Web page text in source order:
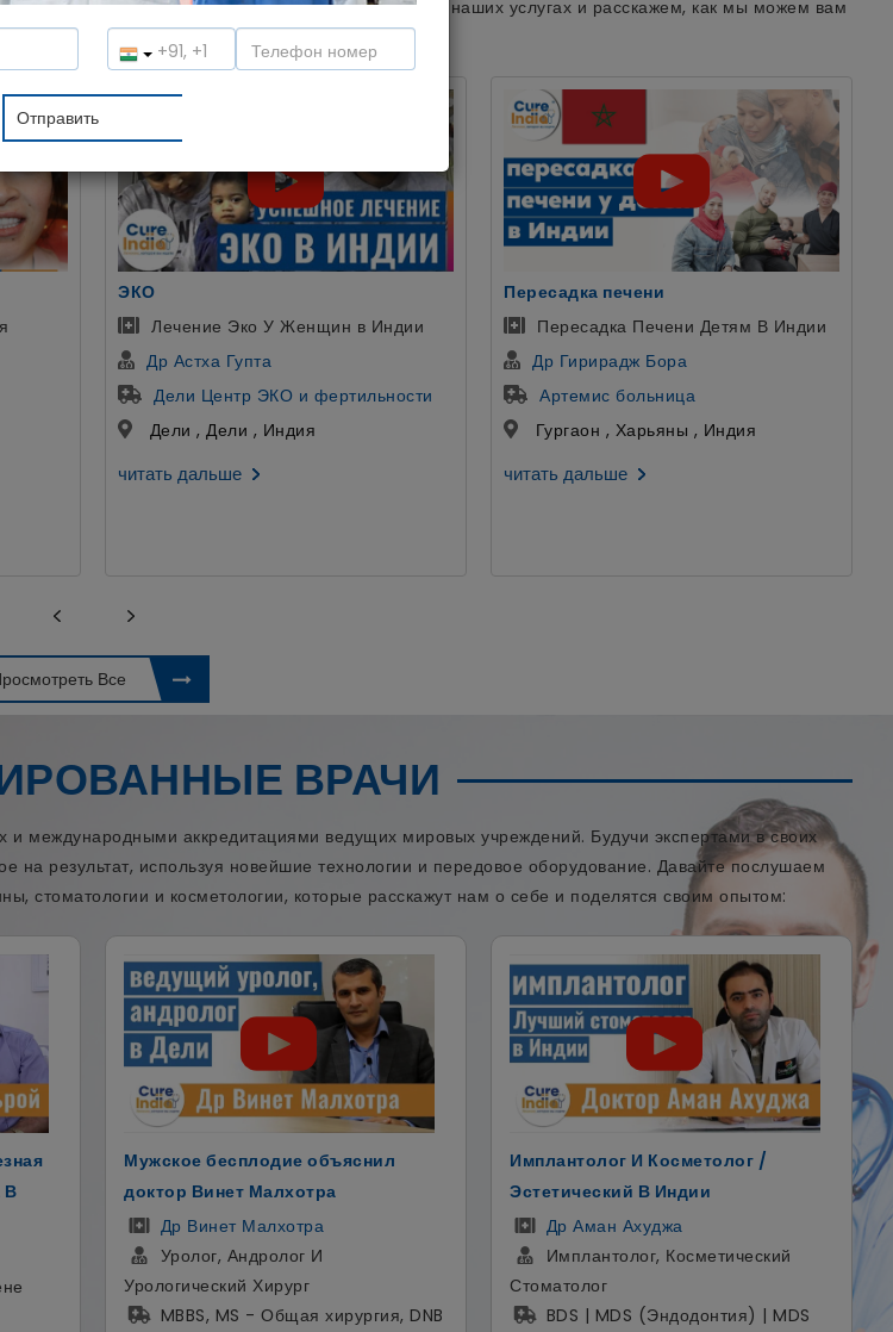
Давайте услышим мнение наших пациентов о наших услугах и расскажем, как мы можем вам
помочь:
Пересадка печени
Пересадка Печени Детям В Индии
Др Гирирадж Бора
Артемис больница
Гургаон , Харьяны , Индия
читать дальше
уретропластика
Пациент из Узбекистана
Доктор Гаутам Банга
больница SCI
Дели , Дели , Индия
читать дальше
Все
ВРАЧИ
международными аккредитациями ведущих мировых учреждений. Будучи экспертами в своих
на результат, используя новейшие технологии и передовое оборудование. Давайте послушаем
стоматологии и косметологии, которые расскажут нам о себе и поделятся своим опытом:
DNB
Имплантолог И Косметолог /
Эстетический В Индии
Др Аман Ахуджа
Имплантолог, Косметический
Стоматолог
BDS | MDS (Эндодонтия) | MDS
Ведущий Хирург Позвоночника И
Хирург Ортопед
ДР Манодж Миглани
ортопедический хирург
MBBS, MS (ортопедия)
Фортис Мэмориал Рисарчь